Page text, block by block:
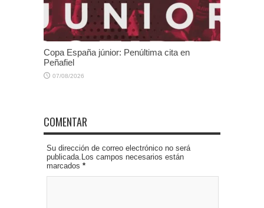
Copa España júnior: Penúltima cita en
Peñafiel
07/08/2026
COMENTAR
Su dirección de correo electrónico no será
publicada.Los campos necesarios están
marcados *